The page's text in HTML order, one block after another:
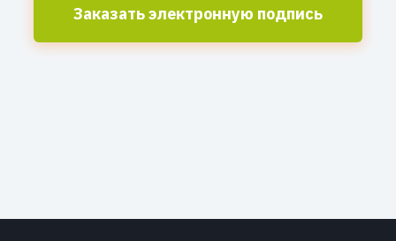
Заказать электронную подпись